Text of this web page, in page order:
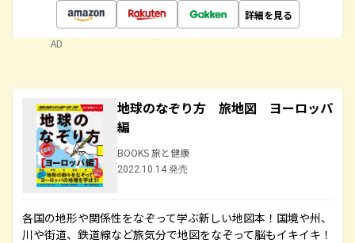
詳細を見る
AD
地球のなぞり方 旅地図 ヨーロッパ
編
BOOKS 旅と健康
2022.10.14 発売
各国の地形や関係性をなぞって学ぶ新しい地図本！国境や州、
川や街道、鉄道線など旅気分で地図をなぞって脳もイキイキ！